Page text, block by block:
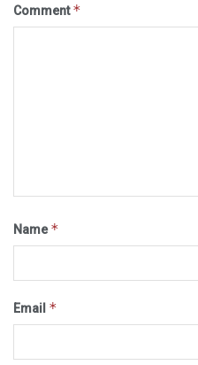
Comment*
Name*
Email *